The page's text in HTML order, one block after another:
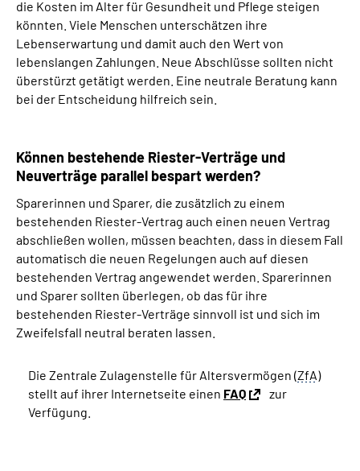
die Kosten im Alter für Gesundheit und Pflege steigen
könnten. Viele Menschen unterschätzen ihre
Lebenserwartung und damit auch den Wert von
lebenslangen Zahlungen. Neue Abschlüsse sollten nicht
überstürzt getätigt werden. Eine neutrale Beratung kann
bei der Entscheidung hilfreich sein.
Können bestehende Riester-Verträge und
Neuverträge parallel bespart werden?
Sparerinnen und Sparer, die zusätzlich zu einem
bestehenden Riester-Vertrag auch einen neuen Vertrag
abschließen wollen, müssen beachten, dass in diesem Fall
automatisch die neuen Regelungen auch auf diesen
bestehenden Vertrag angewendet werden. Sparerinnen
und Sparer sollten überlegen, ob das für ihre
bestehenden Riester-Verträge sinnvoll ist und sich im
Zweifelsfall neutral beraten lassen.
Die Zentrale Zulagenstelle für Altersvermögen (ZfA)
stellt auf ihrer Internetseite einen FAQ
zur
Verfügung.